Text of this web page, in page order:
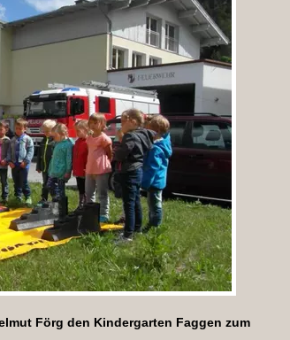
Förg den Kindergarten Faggen zum